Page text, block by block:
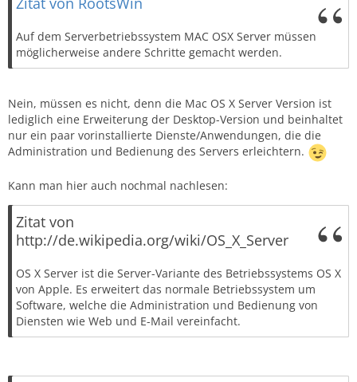
Auf dem Serverbetriebssystem MAC OSX Server müssen
möglicherweise andere Schritte gemacht werden.
Nein, müssen es nicht, denn die Mac OS X Server Version ist
lediglich eine Erweiterung der Desktop-Version und beinhaltet
nur ein paar vorinstallierte Dienste/Anwendungen, die die
Administration und Bedienung des Servers erleichtern.
Kann man hier auch nochmal nachlesen:
Zitat von
http://de.wikipedia.org/wiki/OS_X_Server
OS X Server ist die Server-Variante des Betriebssystems OS X
von Apple. Es erweitert das normale Betriebssystem um
Software, welche die Administration und Bedienung von
Diensten wie Web und E-Mail vereinfacht.